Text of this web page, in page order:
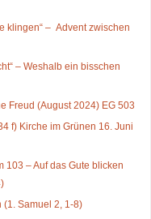
klingen“ – Advent zwischen
– Weshalb ein bisschen
Freud (August 2024) EG 503
f) Kirche im Grünen 16. Juni
103 – Auf das Gute blicken
(1. Samuel 2, 1-8)